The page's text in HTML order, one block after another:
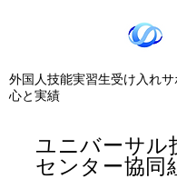
ユニバーサル
センター協同
外国人技能実習生受け入れ
心と実績